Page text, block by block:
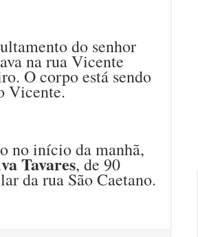
do senhor
na rua Vicente
O corpo está sendo
Vicente.
no início da manhã,
Tavares, de 90
da rua São Caetano.